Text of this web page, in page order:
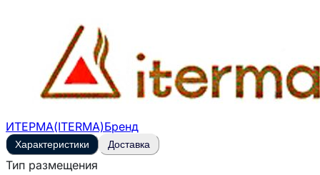
ИТЕРМА(ITERMA)Бренд
Характеристики Доставка
Тип размещения